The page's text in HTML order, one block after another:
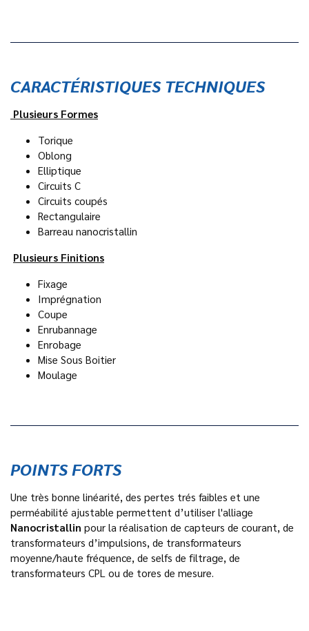
CARACTÉRISTIQUES TECHNIQUES
Plusieurs Formes
Torique
Oblong
Elliptique
Circuits C
Circuits coupés
Rectangulaire
Barreau nanocristallin
Plusieurs Finitions
Fixage
Imprégnation
Coupe
Enrubannage
Enrobage
Mise Sous Boitier
Moulage
POINTS FORTS
Une très bonne linéarité, des pertes trés faibles et une
perméabilité ajustable permettent d’utiliser l'alliage
Nanocristallin pour la réalisation de capteurs de courant, de
transformateurs d’impulsions, de transformateurs
moyenne/haute fréquence, de selfs de filtrage, de
transformateurs CPL ou de tores de mesure.